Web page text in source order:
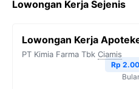
Lowongan Kerja Sejenis
Lowongan Kerja
PT Kimia Farma Tbk Ciamis
Rp